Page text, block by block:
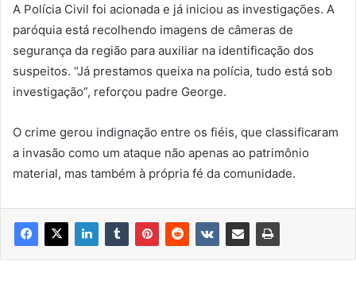
A Polícia Civil foi acionada e já iniciou as investigações. A
paróquia está recolhendo imagens de câmeras de
segurança da região para auxiliar na identificação dos
suspeitos. “Já prestamos queixa na polícia, tudo está sob
investigação”, reforçou padre George.
O crime gerou indignação entre os fiéis, que classificaram
a invasão como um ataque não apenas ao patrimônio
material, mas também à própria fé da comunidade.